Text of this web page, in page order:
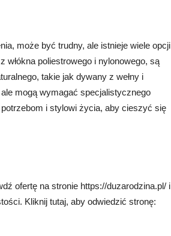
może być trudny, ale istnieje wiele opcji
włókna poliestrowego i nylonowego, są
takie jak dywany z wełny i
mogą wymagać specjalistycznego
i stylowi życia, aby cieszyć się
ofertę na stronie https://duzarodzina.pl/ i
Kliknij tutaj, aby odwiedzić stronę: